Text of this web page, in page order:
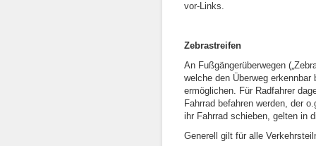
vor-Links.
Zebrastreifen
An Fußgängerüberwegen
welche den Überweg
ermöglichen. Für Radfahrer
Fahrrad befahren werden, der
ihr Fahrrad schieben, gelten in
Generell gilt für alle